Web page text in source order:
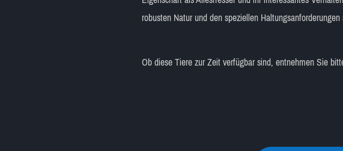
robusten Natur und den speziellen
Ob diese Tiere zur Zeit verfügbar sind, entnehmen Sie